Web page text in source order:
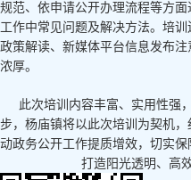
规范、依申请公开办理流程等方
工作中常见问题及解决方法。培
政策解读、新媒体平台信息发布
浓厚。​
此次培训内容丰富、实用性强
步， 杨庙镇将以此次培训为契机
动政务公开工作提质增效，切实
打造阳光透明、高